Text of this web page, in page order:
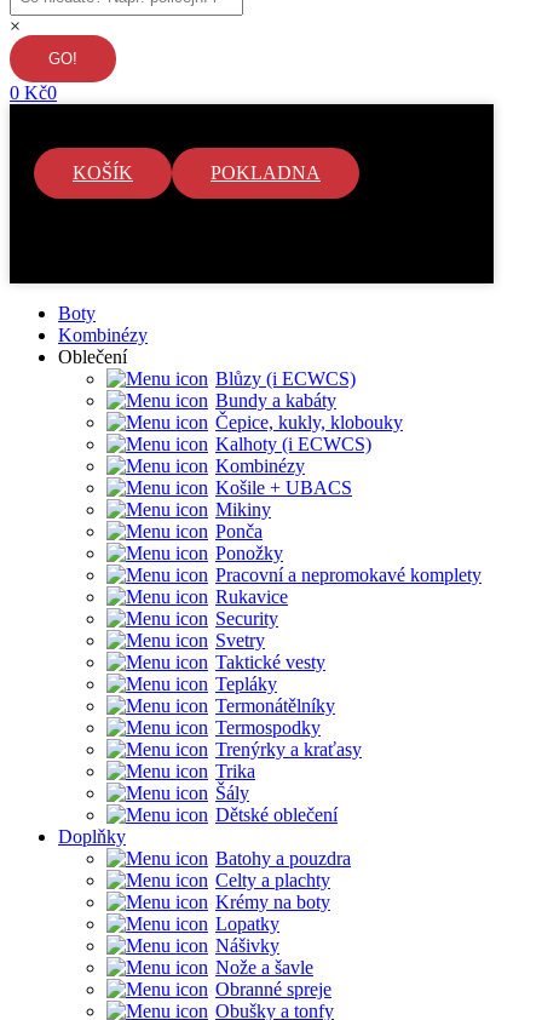
×
0 Kč0
KOŠÍK POKLADNA
Boty
Kombinézy
Oblečení
Blůzy (i ECWCS)
Bundy a kabáty
Čepice, kukly, klobouky
Kalhoty (i ECWCS)
Kombinézy
Košile + UBACS
Mikiny
Ponča
Ponožky
Pracovní a nepromokavé komplety
Rukavice
Security
Svetry
Taktické vesty
Tepláky
Termonátělníky
Termospodky
Trenýrky a kraťasy
Trika
Šály
Dětské oblečení
Doplňky
Batohy a pouzdra
Celty a plachty
Krémy na boty
Lopatky
Nášivky
Nože a šavle
Obranné spreje
Obušky a tonfy